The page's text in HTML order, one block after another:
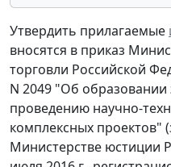
Утвердить прилагаемые
вносятся в приказ
торговли Российской
N 2049 "Об образовании
проведению научно-
комплексных проектов"
Министерстве юстиции